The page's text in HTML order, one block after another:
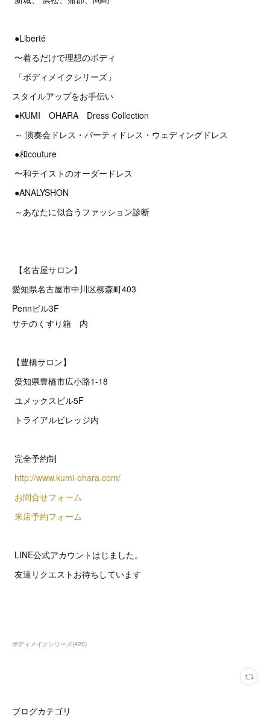
●Liberté
〜着るだけで理想のボディ
「ボディメイクシリーズ」
スタイルアップをお手伝い
●KUMI OHARA Dress Collection
～ 演奏会ドレス・パーティドレス・ウェディングドレス
●和couture
〜和テイストのオーダードレス
●ANALYSHON
～あなたに似合うファッション診断
【名古屋サロン】
愛知県名古屋市中川区柳森町403
Pennビル3F
サチのくすり箱 内
【豊橋サロン】
愛知県豊橋市広小路1-18
ユメックスビル5F
トライアルビレッジ内
完全予約制
http://www.kumi-ohara.com/
お問合せフォーム
来店予約フォーム
LINE公式アカウントはじました。
友達リクエストお待ちしています
ボディメイクシリーズ(420)
ブログカテゴリ